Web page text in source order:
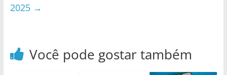
2025 →
Você pode gostar também